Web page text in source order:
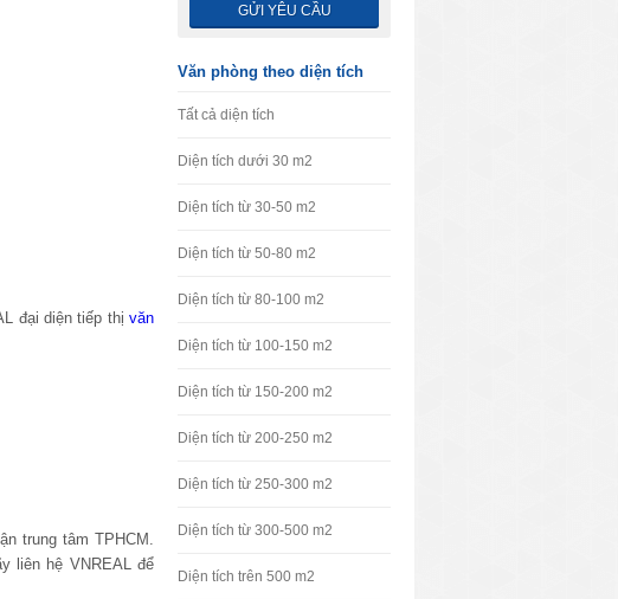
đại diện tiếp thị văn
trung tâm TPHCM.
liên hệ VNREAL để
Văn phòng theo diện tích
Tất cả diện tích
Diện tích dưới 30 m2
Diện tích từ 30-50 m2
Diện tích từ 50-80 m2
Diện tích từ 80-100 m2
Diện tích từ 100-150 m2
Diện tích từ 150-200 m2
Diện tích từ 200-250 m2
Diện tích từ 250-300 m2
Diện tích từ 300-500 m2
Diện tích trên 500 m2